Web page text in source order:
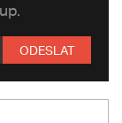
ODESLAT